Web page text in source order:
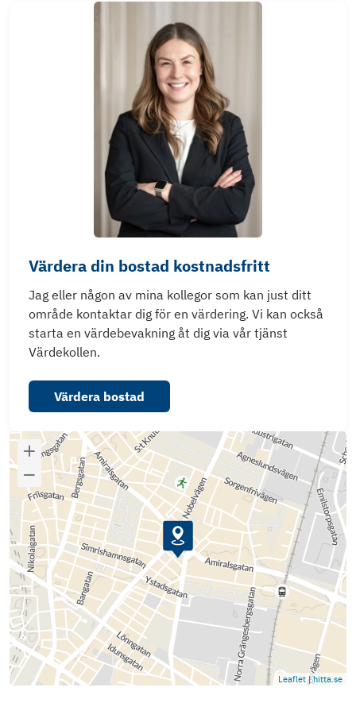
Värdera din bostad kostnadsfritt
Jag eller någon av mina kollegor som kan just ditt
område kontaktar dig för en värdering. Vi kan också
starta en värdebevakning åt dig via vår tjänst
Värdekollen.
Värdera bostad
Leaflet | hitta.se